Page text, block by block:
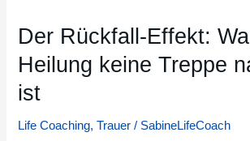
Der Rückfall-Effekt:
Heilung keine Treppe
ist
Life Coaching,Trauer / SabineLifeCoach
Effekt:
Heilung
keine
nach